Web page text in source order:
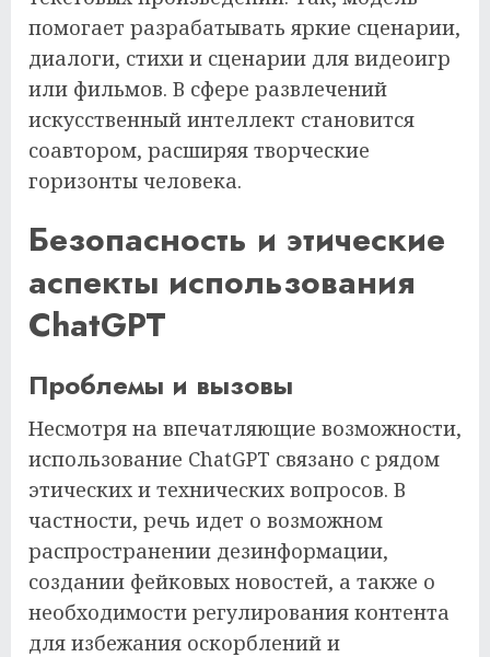
помогает разрабатывать яркие сценарии,
диалоги, стихи и сценарии для видеоигр
или фильмов. В сфере развлечений
искусственный интеллект становится
соавтором, расширяя творческие
горизонты человека.
Безопасность и этические
аспекты использования
ChatGPT
Проблемы и вызовы
Несмотря на впечатляющие возможности,
использование ChatGPT связано с рядом
этических и технических вопросов. В
частности, речь идет о возможном
распространении дезинформации,
создании фейковых новостей, а также о
необходимости регулирования контента
для избежания оскорблений и